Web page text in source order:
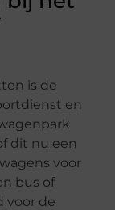
is de
en
dit nu een
voor
bus of
voor de